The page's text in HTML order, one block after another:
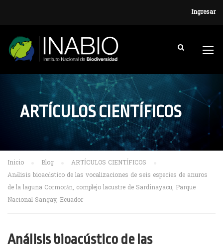
Ingresar
ARTÍCULOS CIENTÍFICOS
Inicio Blog
ARTÍCULOS CIENTÍFICOS
Análisis bioacústico de las vocalizaciones de seis especies de anuros
de la laguna Cormorán, complejo lacustre de Sardinayacu, Parque
Nacional Sangay, Ecuador
Análisis bioacústico de las